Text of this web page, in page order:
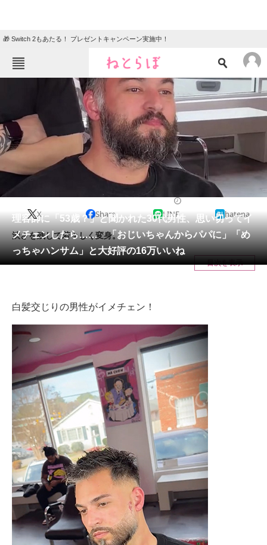
🎁 Switch 2もあたる！ プレゼントキャンペーン実施中！
ねとらぼメニュー
ニュース
エンタメ クイズ
グルメ 地域
教育・育児
会員記事
メディア
注目記事を集めた総合ページ
進化するPCとデバイスの未来
好きが集まる 比べて選べる
ビジネスと働き方のヒント
AI活用のいまが分かる
企業ITのトレンドを詳説
経営リーダーのコミュニティ
マーケ×ITの今がよく分かる
ITエンジニア向け専門サイト
理容師に「53歳？」と聞かれた30代男性、思い切ってイ
メチェンしたら…… 「おじいちゃんからパパに」「め
っちゃハンサム」と大好評の16万いいね
X Share LINE hatena
渋さを残して若々しく変身。
目次を表示
白髪交じりの男性がイメチェン！